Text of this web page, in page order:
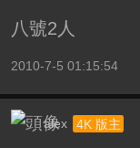
八號2人
2010-7-5 01:15:54
alex 4K 版主